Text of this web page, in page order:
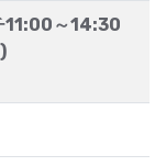
11:00～14:30